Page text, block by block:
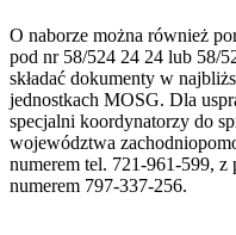
O naborze można również
pod nr 58/524 24 24 lub 58/
składać dokumenty w
jednostkach MOSG. Dla
specjalni koordynatorzy do
województwa
numerem tel. 721-961-599, z
numerem 797-337-256.